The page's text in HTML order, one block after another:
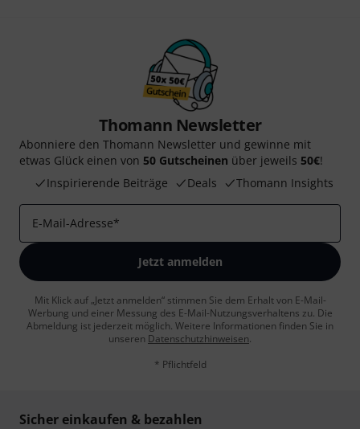
Thomann Newsletter
Abonniere den Thomann Newsletter und gewinne mit
etwas Glück einen von 50 Gutscheinen über jeweils 50€!
Inspirierende Beiträge
Deals Thomann Insights
E-Mail-Adresse*
Jetzt anmelden
Mit Klick auf „Jetzt anmelden“ stimmen Sie dem Erhalt von E-Mail-
Werbung und einer Messung des E-Mail-Nutzungsverhaltens zu. Die
Abmeldung ist jederzeit möglich. Weitere Informationen finden Sie in
unseren Datenschutzhinweisen.
* Pflichtfeld
Sicher einkaufen & bezahlen